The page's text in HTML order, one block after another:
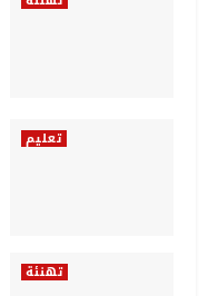
تعليم
تهنئة